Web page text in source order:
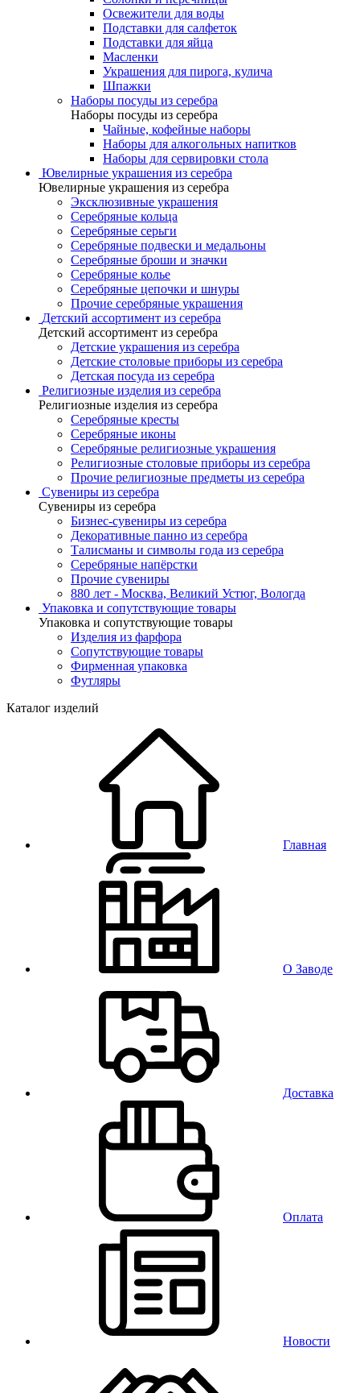
Освежители для воды
Подставки для салфеток
Подставки для яйца
Масленки
Украшения для пирога, кулича
Шпажки
Наборы посуды из серебра
Наборы посуды из серебра
Чайные, кофейные наборы
Наборы для алкогольных напитков
Наборы для сервировки стола
Ювелирные украшения из серебра
Ювелирные украшения из серебра
Эксклюзивные украшения
Серебряные кольца
Серебряные серьги
Серебряные подвески и медальоны
Серебряные броши и значки
Серебряные колье
Серебряные цепочки и шнуры
Прочие серебряные украшения
Детский ассортимент из серебра
Детский ассортимент из серебра
Детские украшения из серебра
Детские столовые приборы из серебра
Детская посуда из серебра
Религиозные изделия из серебра
Религиозные изделия из серебра
Серебряные кресты
Серебряные иконы
Серебряные религиозные украшения
Религиозные столовые приборы из серебра
Прочие религиозные предметы из серебра
Сувениры из серебра
Сувениры из серебра
Бизнес-сувениры из серебра
Декоративные панно из серебра
Талисманы и символы года из серебра
Серебряные напёрстки
Прочие сувениры
880 лет - Москва, Великий Устюг, Вологда
Упаковка и сопутствующие товары
Упаковка и сопутствующие товары
Изделия из фарфора
Сопутствующие товары
Фирменная упаковка
Футляры
Каталог изделий
Главная
О Заводе
Доставка
Оплата
Новости